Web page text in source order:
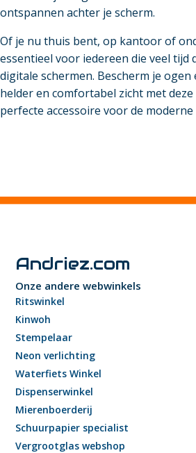
ontspannen achter je scherm.
Of je nu thuis bent, op kantoor of
essentieel voor iedereen die veel
digitale schermen. Bescherm je ogen
helder en comfortabel zicht met
perfecte accessoire voor de moderne
Andriez.com
Onze andere webwinkels
Ritswinkel
Kinwoh
Stempelaar
Neon verlichting
Waterfiets Winkel
Dispenserwinkel
Mierenboerderij
Schuurpapier specialist
Vergrootglas webshop